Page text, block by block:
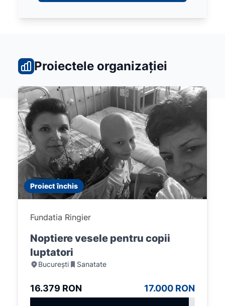
Proiectele organizației
Proiect închis
Fundatia Ringier
Noptiere vesele pentru copii
luptatori
București Sanatate
16.379 RON 17.000 RON